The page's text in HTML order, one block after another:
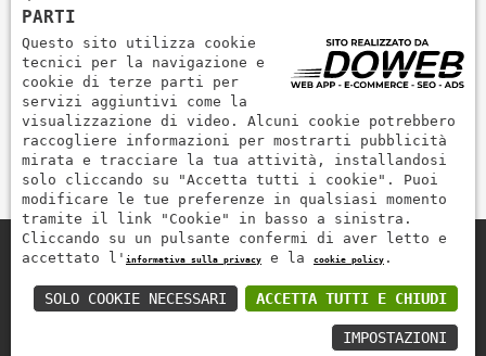
5) Paga con Carta di credito Visa, Visa Electron, Maestro,
Mastercard tramite il circuito PayPal. PayPal serve per pagare,
inviare denaro e accettare pagamenti in modo rapido,
semplice e sicuro.
Zem Marmi P.I. 03463990246
Paga in modo sicuro con
PARTI
Questo sito utilizza cookie
tecnici per la navigazione e
cookie di terze parti per
servizi aggiuntivi come la
visualizzazione di video. Alcuni cookie potrebbero
raccogliere informazioni per mostrarti pubblicità
mirata e tracciare la tua attività, installandosi
solo cliccando su "Accetta tutti i cookie". Puoi
modificare le tue preferenze in qualsiasi momento
tramite il link "Cookie" in basso a sinistra.
Cliccando su un pulsante confermi di aver letto e
accettato l' informativa sulla privacy e la cookie policy .
ACCETTA TUTTI E CHIUDI
SOLO COOKIE NECESSARI
IMPOSTAZIONI